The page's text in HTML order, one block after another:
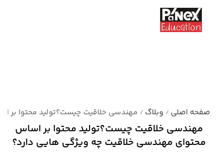
صفحه اصلی / وبلاگ / مهندسی خلاقیت چیست؟تولید محتوا بر
مهندسی خلاقیت چیست؟تولید محتوا بر اساس
محتوای مهندسی خلاقیت چه ویژگی هایی دارد؟